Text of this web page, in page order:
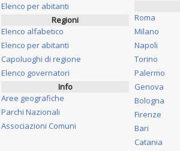
Elenco per abitanti
Regioni
Elenco alfabetico
Elenco per abitanti
Capoluoghi di regione
Elenco governatori
Info
Aree geografiche
Parchi Nazionali
Associazioni Comuni
Roma
Milano
Napoli
Torino
Palermo
Genova
Bologna
Firenze
Bari
Catania